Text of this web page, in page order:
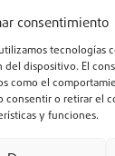
consentimiento
tecnologías
dispositivo. El
como el
consentir o retirar el
y funciones.